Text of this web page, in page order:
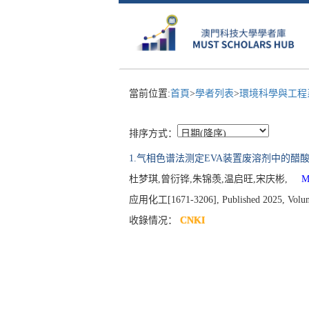
當前位置:首頁>學者列表>環境科學與工程
排序方式：
1.气相色谱法测定EVA装置废溶剂中的醋
杜梦琪,曾衍铧,朱锦羡,温启旺,宋庆彬,
应用化工[1671-3206], Published 2025,
收錄情况： CNKI